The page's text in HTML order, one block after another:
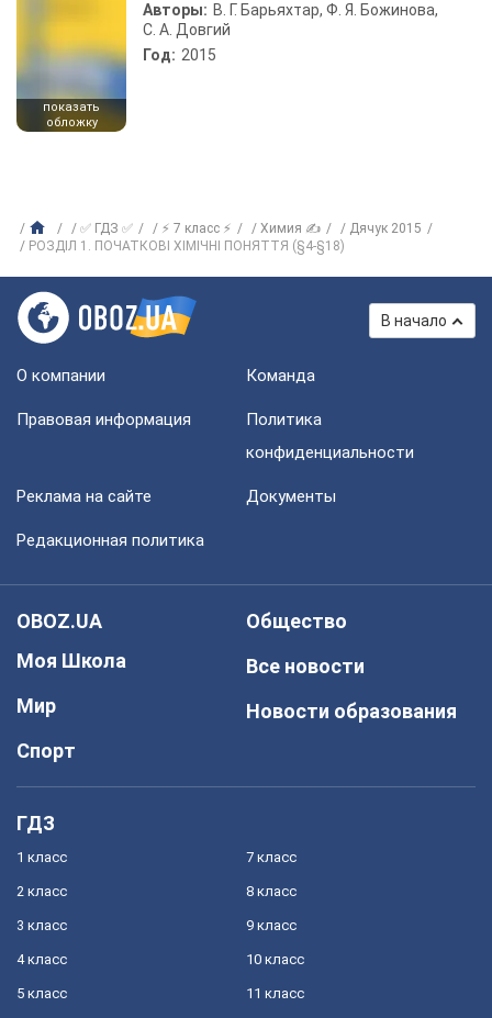
показать
обложку
Авторы: В. Г. Барьяхтар, Ф. Я. Божинова,
С. А. Довгий
Год: 2015
✅ ГДЗ ✅ ⚡ 7 класс ⚡ Химия ✍
Дячук 2015
РОЗДІЛ 1. ПОЧАТКОВІ ХІМІЧНІ ПОНЯТТЯ (§4-§18)
В начало
О компании Команда
Правовая информация
Политика
конфиденциальности
Реклама на сайте Документы
Редакционная политика
OBOZ.UA
Моя Школа
Мир
Спорт
Общество
Все новости
Новости образования
ГДЗ
1 класс
2 класс
3 класс
4 класс
5 класс
7 класс
8 класс
9 класс
10 класс
11 класс